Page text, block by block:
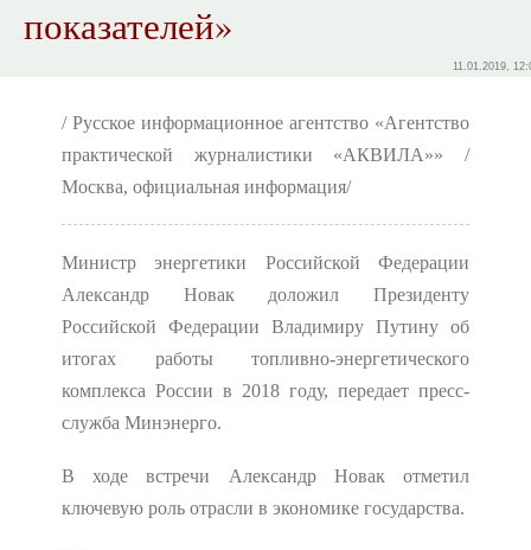
показателей»
11.01.2019,
/ Русское информационное агентство «Агентство
практической журналистики «АКВИЛА»» /
Москва, официальная информация/
Министр энергетики Российской Федерации
Александр Новак доложил Президенту
Российской Федерации Владимиру Путину об
итогах работы топливно-энергетического
комплекса России в 2018 году, передает пресс-
служба Минэнерго.
В ходе встречи Александр Новак отметил
ключевую роль отрасли в экономике государства.